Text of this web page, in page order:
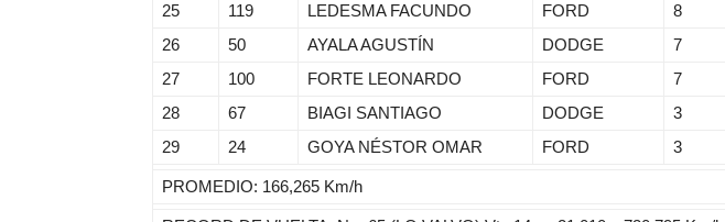
25
119 LEDESMA FACUNDO FORD 8
26
50 AYALA AGUSTÍN DODGE 7
27
100 FORTE LEONARDO FORD 7
28
67 BIAGI SANTIAGO DODGE 3
29
24 GOYA NÉSTOR OMAR FORD 3
PROMEDIO: 166,265 Km/h